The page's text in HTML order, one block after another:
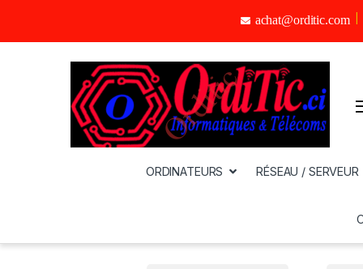
achat@orditic.com
ORDINATEURS RÉSEAU / SERVEUR